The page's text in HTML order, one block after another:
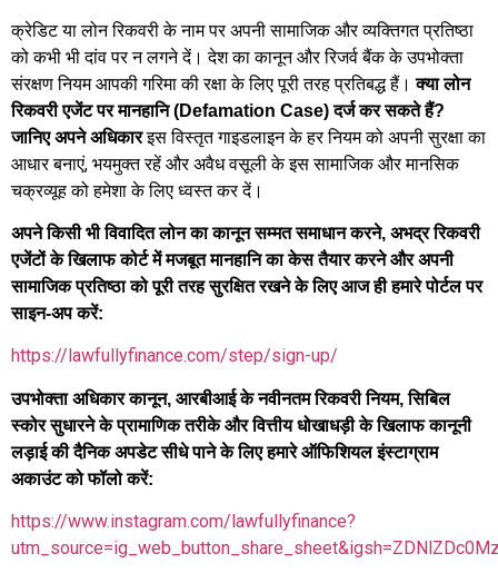
क्रेडिट या लोन रिकवरी के नाम पर अपनी सामाजिक और व्यक्तिगत प्रतिष्ठा
को कभी भी दांव पर न लगने दें। देश का कानून और रिजर्व बैंक के उपभोक्ता
संरक्षण नियम आपकी गरिमा की रक्षा के लिए पूरी तरह प्रतिबद्ध हैं।क्या लोन
रिकवरी एजेंट पर मानहानि (Defamation Case) दर्ज कर सकते हैं?
जानिए अपने अधिकारइस विस्तृत गाइडलाइन के हर नियम को अपनी सुरक्षा का
आधार बनाएं, भयमुक्त रहें और अवैध वसूली के इस सामाजिक और मानसिक
चक्रव्यूह को हमेशा के लिए ध्वस्त कर दें।
अपने किसी भी विवादित लोन का कानून सम्मत समाधान करने, अभद्र रिकवरी
एजेंटों के खिलाफ कोर्ट में मजबूत मानहानि का केस तैयार करने और अपनी
सामाजिक प्रतिष्ठा को पूरी तरह सुरक्षित रखने के लिए आज ही हमारे पोर्टल पर
साइन-अप करें:
https://lawfullyfinance.com/step/sign-up/
उपभोक्ता अधिकार कानून, आरबीआई के नवीनतम रिकवरी नियम, सिबिल
स्कोर सुधारने के प्रामाणिक तरीके और वित्तीय धोखाधड़ी के खिलाफ कानूनी
लड़ाई की दैनिक अपडेट सीधे पाने के लिए हमारे ऑफिशियल इंस्टाग्राम
अकाउंट को फॉलो करें:
https://www.instagram.com/lawfullyfinance?